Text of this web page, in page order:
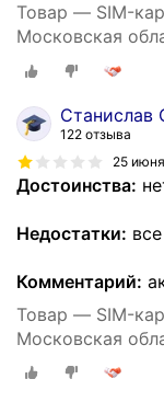
Товар — SIM-
Московская
Станислав
122 отзыва
25 июня
Достоинства:
Недостатки: все
Комментарий:
Товар — SIM-
Московская